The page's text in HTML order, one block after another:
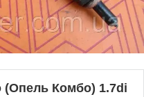
(Опель Комбо) 1.7di